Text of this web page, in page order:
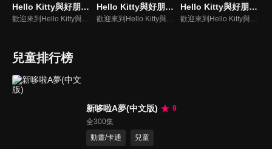
Hello Kitty與好朋友的超可愛大冒險S3(中文版)
歡迎來到Hello Kitty與好朋友的超可愛大冒險!與Hello Kitty, 大眼蛙, 酷企鵝, 美樂蒂, 布丁狗還有酷洛米, 準備和朋友們一起經歷有趣的冒險吧!
Hello Kitty與好朋友的超可愛大冒險S5(中文版)
歡迎來到Hello Kitty與好朋友的超可愛大冒險!與Hello Kitty, 大眼蛙, 酷企鵝, 美樂蒂, 布丁狗還有酷洛米, 準備和朋友們一起經歷有趣的冒險吧!
Hello Kitty與好朋友的超可愛大冒險S7(中文版)
歡迎來到Hello Kitty與好朋友的超可愛大冒險! 與Hello Kitty, 大眼蛙, 酷企鵝, 美樂蒂, 布丁狗還有酷洛米, 準備和朋友們一起經歷有趣的冒險吧!
兒童排行榜
新哆啦A夢(中文版)
9
全300集
動畫/卡通
兒童